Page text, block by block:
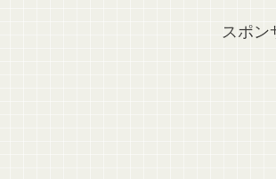
スポン